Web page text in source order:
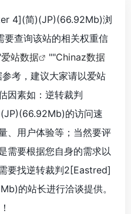
4](简)(JP)(66.92Mb)浏
要查询该站的相关权重信
爱站数据 ""Chinaz数据
考，建议大家请以爱站
因素如：逆转裁判
的访问速
、用户体验等；当然要评
需要根据您自身的需求以
要找逆转裁判2[Eastred]
的站长进行洽谈提供。